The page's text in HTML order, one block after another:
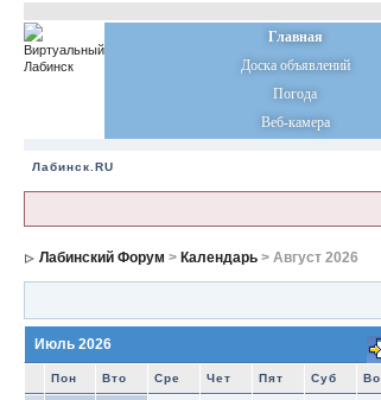
Главная
Доска объявлений
Погода
Веб-камера
Лабинск.RU
Лабинский Форум > Календарь > Август 2026
Июль 2026
Пон Вто Сре Чет Пят Суб